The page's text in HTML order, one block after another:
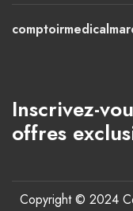
Inscrivez-
offres
Copyright © 2024